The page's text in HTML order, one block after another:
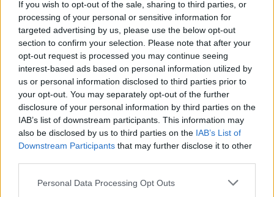
If you wish to opt-out of the sale, sharing to third parties, or
processing of your personal or sensitive information for
targeted advertising by us, please use the below opt-out
section to confirm your selection. Please note that after your
opt-out request is processed you may continue seeing
interest-based ads based on personal information utilized by
us or personal information disclosed to third parties prior to
your opt-out. You may separately opt-out of the further
disclosure of your personal information by third parties on the
IAB’s list of downstream participants. This information may
also be disclosed by us to third parties on the IAB’s List of
Downstream Participants that may further disclose it to other
Please note that this website/app uses one or more Google
Personal Data Processing Opt Outs
Notizie in tempo reale?
Entra nel canale telegram di
GalluraOggi.it
Ricevi le nostre ultime news